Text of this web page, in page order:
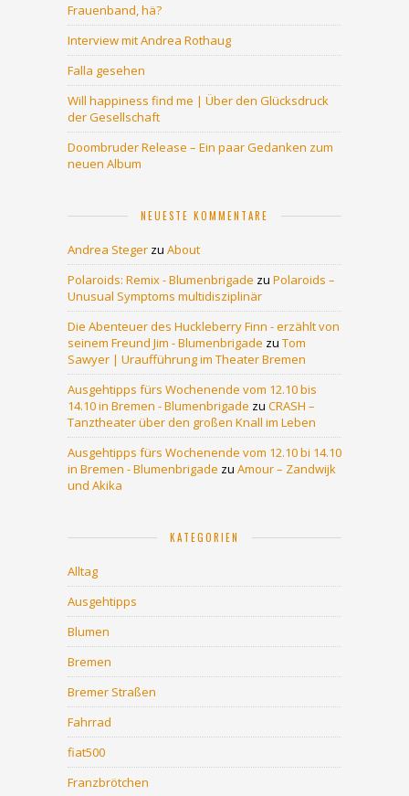
Frauenband, hä?
Interview mit Andrea Rothaug
Falla gesehen
Will happiness find me | Über den Glücksdruck
der Gesellschaft
Doombruder Release – Ein paar Gedanken zum
neuen Album
NEUESTE KOMMENTARE
Andrea Steger zu About
Polaroids: Remix - Blumenbrigade zu Polaroids –
Unusual Symptoms multidisziplinär
Die Abenteuer des Huckleberry Finn - erzählt von
seinem Freund Jim - Blumenbrigade zu Tom
Sawyer | Uraufführung im Theater Bremen
Ausgehtipps fürs Wochenende vom 12.10 bis
14.10 in Bremen - Blumenbrigade zu CRASH –
Tanztheater über den großen Knall im Leben
Ausgehtipps fürs Wochenende vom 12.10 bi 14.10
in Bremen - Blumenbrigade zu Amour – Zandwijk
und Akika
KATEGORIEN
Alltag
Ausgehtipps
Blumen
Bremen
Bremer Straßen
Fahrrad
fiat500
Franzbrötchen